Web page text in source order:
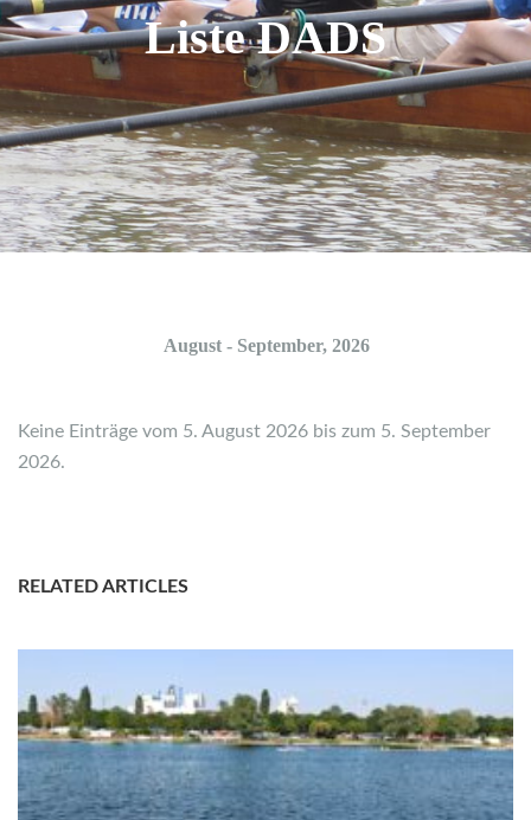
Liste DADS
August - September, 2026
Keine Einträge vom 5. August 2026 bis zum 5. September
2026.
RELATED ARTICLES